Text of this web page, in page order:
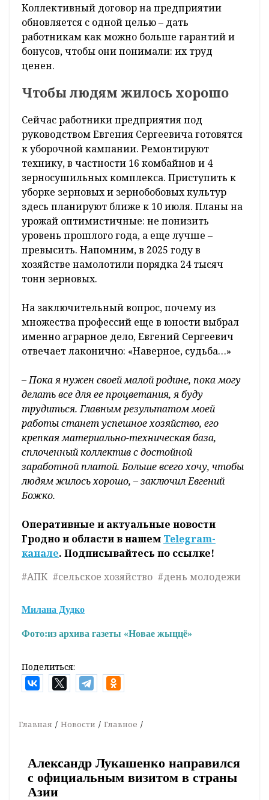
Коллективный договор на предприятии
обновляется с одной целью – дать
работникам как можно больше гарантий и
бонусов, чтобы они понимали: их труд
ценен.
Чтобы людям жилось хорошо
Сейчас работники предприятия под
руководством Евгения Сергеевича готовятся
к уборочной кампании. Ремонтируют
технику, в частности 16 комбайнов и 4
зерносушильных комплекса. Приступить к
уборке зерновых и зернобобовых культур
здесь планируют ближе к 10 июля. Планы на
урожай оптимистичные: не понизить
уровень прошлого года, а еще лучше –
превысить. Напомним, в 2025 году в
хозяйстве намолотили порядка 24 тысяч
тонн зерновых.
На заключительный вопрос, почему из
множества профессий еще в юности выбрал
именно аграрное дело, Евгений Сергеевич
отвечает лаконично: «Наверное, судьба…»
– Пока я нужен своей малой родине, пока могу
делать все для ее процветания, я буду
трудиться. Главным результатом моей
работы станет успешное хозяйство, его
крепкая материально-техническая база,
сплоченный коллектив с достойной
заработной платой. Больше всего хочу, чтобы
людям жилось хорошо, – заключил Евгений
Божко.
Оперативные и актуальные новости
Гродно и области в нашем Telegram-
канале. Подписывайтесь по ссылке!
#АПК #сельское хозяйство #день молодежи
Милана Дудко
Фото:из архива газеты «Новае жыццё»
Поделиться:
Главная Новости Главное
Александр Лукашенко направился
с официальным визитом в страны
Азии